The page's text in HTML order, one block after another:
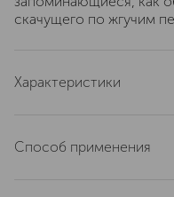
скачущего по жгучим
Характеристики
артикул
Способ применения